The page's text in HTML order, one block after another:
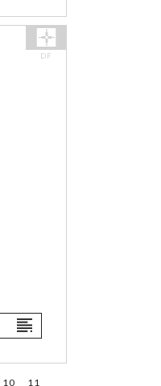
DF
10 11